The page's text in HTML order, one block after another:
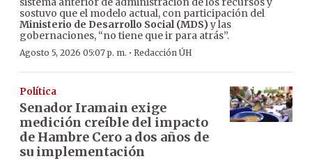
sostuvo que el modelo actual, con participación del
Ministerio de Desarrollo Social (MDS)y las
gobernaciones, “no tiene que ir para atrás”.
Agosto 5, 2026 05:07 p. m. · Redacción ÚH
Política
Senador Iramain exige
medición creíble del impacto
de Hambre Cero a dos años de
su implementación